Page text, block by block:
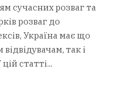
сучасних розваг та
розваг до
Україна має що
так і
статті...